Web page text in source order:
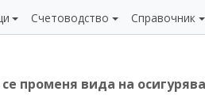
Счетоводство Справочник
променя вида на